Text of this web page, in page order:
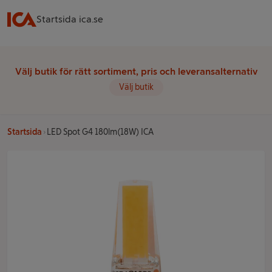
Startsida ica.se
Välj butik för rätt sortiment, pris och leveransalternativ
Välj butik
Startsida LED Spot G4 180lm(18W) ICA